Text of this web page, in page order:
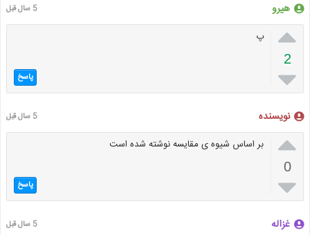
هیرو 5 سال قبل

2

پ
پاسخ
نویسنده 5 سال قبل

0

بر اساس شیوه ی مقایسه نوشته شده است
پاسخ
غزاله 5 سال قبل